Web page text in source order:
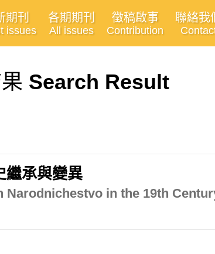
期刊
issues
各期期刊
All issues
徵稿啟事
Contribution
聯絡我
Search Result
繼承與變異
in the 19th